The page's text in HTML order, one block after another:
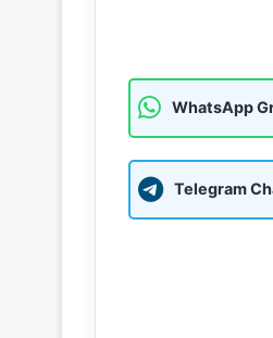
WhatsApp
Telegram